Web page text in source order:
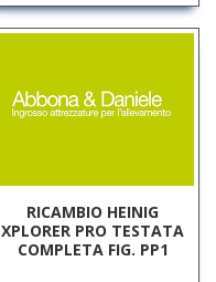
RICAMBIO HEINIG
XPLORER PRO TESTATA
COMPLETA FIG. PP1